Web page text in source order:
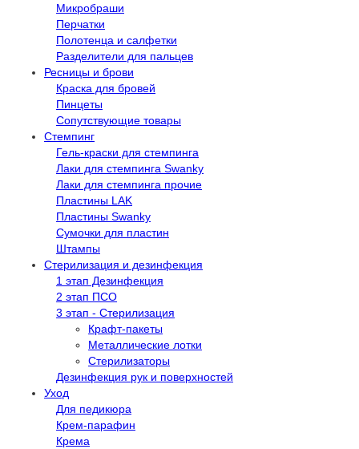
Микробраши
Перчатки
Полотенца и салфетки
Разделители для пальцев
Ресницы и брови
Краска для бровей
Пинцеты
Сопутствующие товары
Стемпинг
Гель-краски для стемпинга
Лаки для стемпинга Swanky
Лаки для стемпинга прочие
Пластины LAK
Пластины Swanky
Сумочки для пластин
Штампы
Стерилизация и дезинфекция
1 этап Дезинфекция
2 этап ПСО
3 этап - Стерилизация
Крафт-пакеты
Металлические лотки
Стерилизаторы
Дезинфекция рук и поверхностей
Уход
Для педикюра
Крем-парафин
Крема